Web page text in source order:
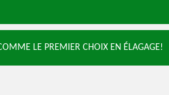
LE PREMIER CHOIX EN ÉLAGAGE!